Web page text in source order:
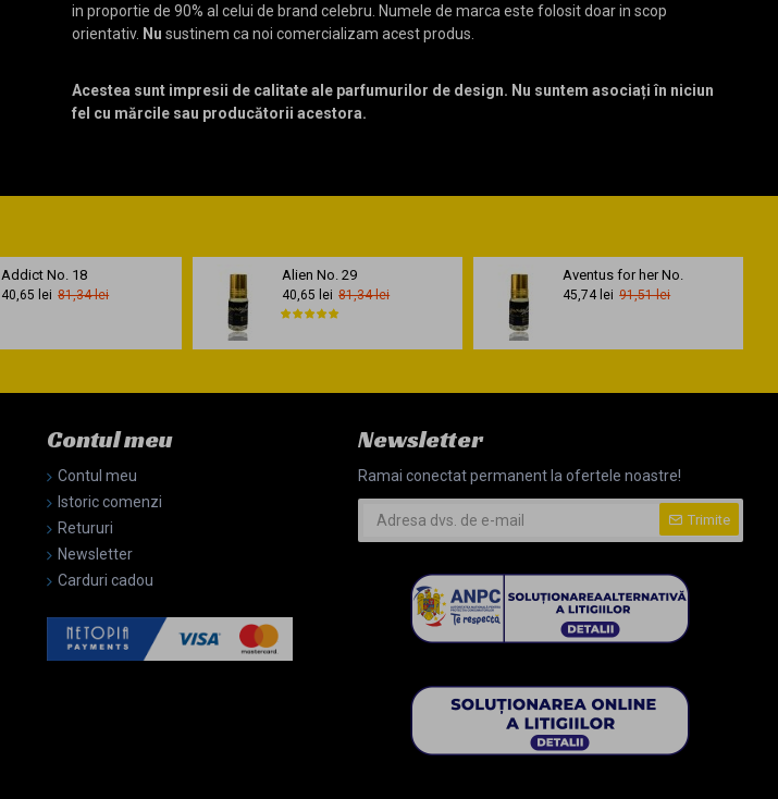
in proportie de 90% al celui de brand celebru. Numele de marca este folosit doar in scop
orientativ. Nu sustinem ca noi comercializam acest produs.
Acestea sunt impresii de calitate ale parfumurilor de design. Nu suntem asociați în niciun
fel cu mărcile sau producătorii acestora.
Addict No. 18
40,65 lei 81,34 lei
Alien No. 29
40,65 lei 81,34 lei
Aventus for her No.
45,74 lei 91,51 lei
Contul meu
Contul meu
Istoric comenzi
Retururi
Newsletter
Carduri cadou
Newsletter
Ramai conectat permanent la ofertele noastre!
Trimite